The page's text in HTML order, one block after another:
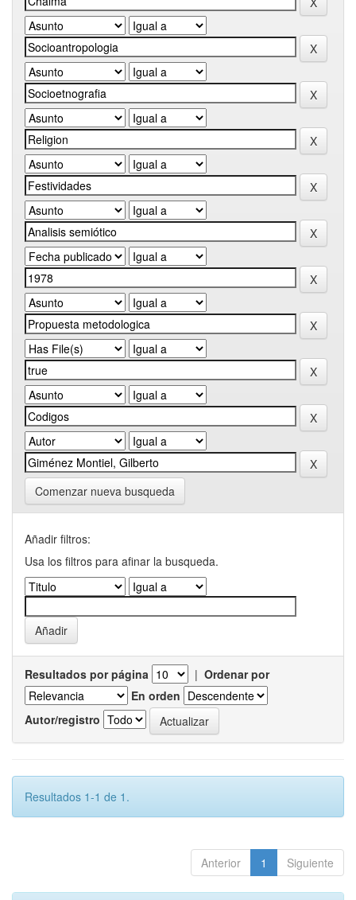
Comenzar nueva busqueda
Añadir filtros:
Usa los filtros para afinar la busqueda.
Resultados por página | Ordenar por
En orden
Autor/registro
Resultados 1-1 de 1.
Anterior 1 Siguiente